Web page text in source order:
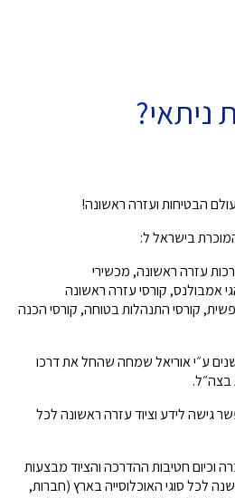
ניתאי?
הבטיחות ועזרה ראשונה!
בישראל ל:
עזרה ראשונה, מכשירי
אמבולנס, קורסי עזרה ראשונה
קורסי התנהלות בטוחה, קורסי הכנה
ניתאי הוקמה לפני כ-8 שנים ע״י אוריאל שמחה שהחל את דרכו
בצה״ל.
גישה לידע וציוד עזרה ראשונה לכל
חטיבות ההדרכה והציוד מבצעות
לכל סוגי האוכלוסייה בארץ (חברות,